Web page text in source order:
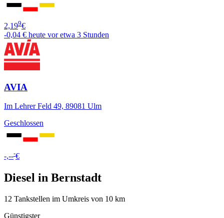
2,199€
-0,04 € heute vor etwa 3 Stunden
AVIA
Im Lehrer Feld 49, 89081 Ulm
Geschlossen
-,---€
Diesel in Bernstadt
12 Tankstellen im Umkreis von 10 km
Günstigster